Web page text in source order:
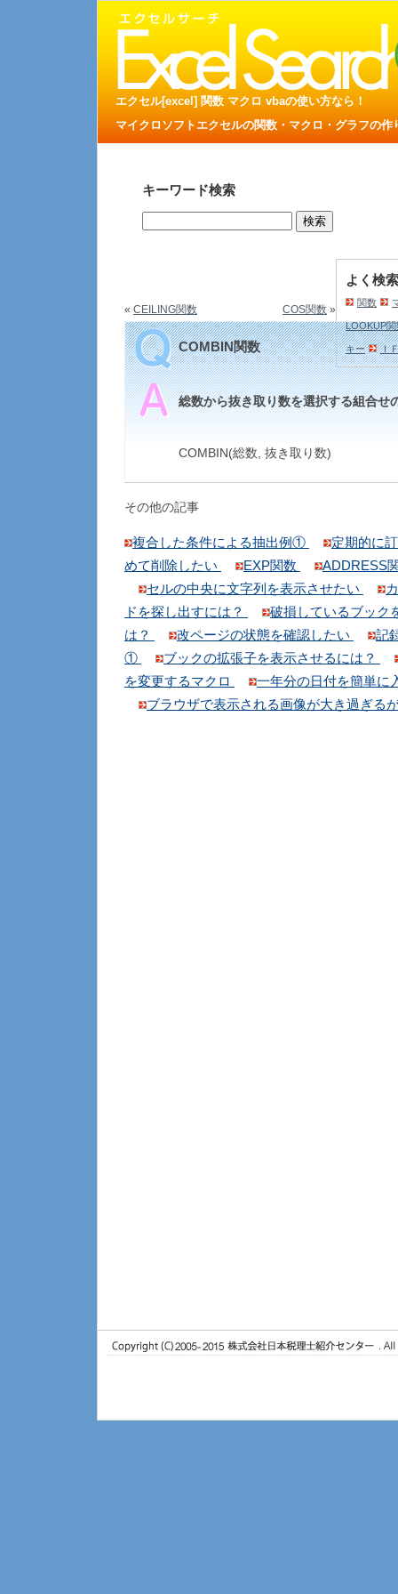
エクセル[excel] 関数 マクロ vbaの使い方なら！
マイクロソフトエクセルの関数・マクロ・グラフの
キーワード検索
よく検
関数
LOOKUP関
キー Ｉ
« CEILING関数 COS関数 »
COMBIN関数
総数から抜き取り数を選択する組合せ
COMBIN(総数, 抜き取り数)
その他の記事
複合した条件による抽出例①
定期的に
めて削除したい
EXP関数
ADDRESS
セルの中央に文字列を表示させたい
ドを探し出すには？
破損しているブック
は？
改ページの状態を確認したい
記
①
ブックの拡張子を表示させるには？
を変更するマクロ
一年分の日付を簡単に
ブラウザで表示される画像が大き過ぎる